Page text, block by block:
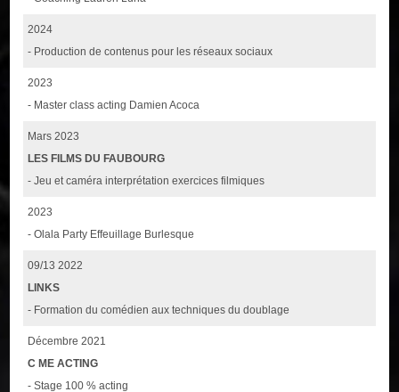
2024
- Production de contenus pour les réseaux sociaux
2023
- Master class acting Damien Acoca
Mars 2023
LES FILMS DU FAUBOURG
- Jeu et caméra interprétation exercices filmiques
2023
- Olala Party Effeuillage Burlesque
09/13 2022
LINKS
- Formation du comédien aux techniques du doublage
Décembre 2021
C ME ACTING
- Stage 100 % acting